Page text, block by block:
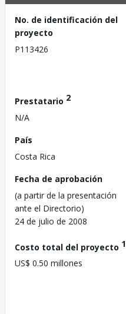
No. de identificación del
proyecto
P113426
Prestatario 2
N/A
País
Costa Rica
Fecha de aprobación
(a partir de la presentación
ante el Directorio)
24 de julio de 2008
Costo total del proyecto 1
US$ 0.50 millones